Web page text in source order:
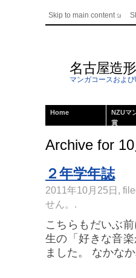
Skip to main content
名古屋造
マンガコースおよ
Home
NZUマ
賞
Archive for
２年学年誌
2011年10月25日,
せん。 .
こちらもだいぶ
生の「好きな音
ました。 なかな